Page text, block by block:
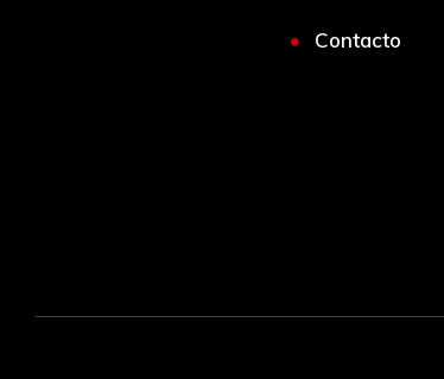
Contacto